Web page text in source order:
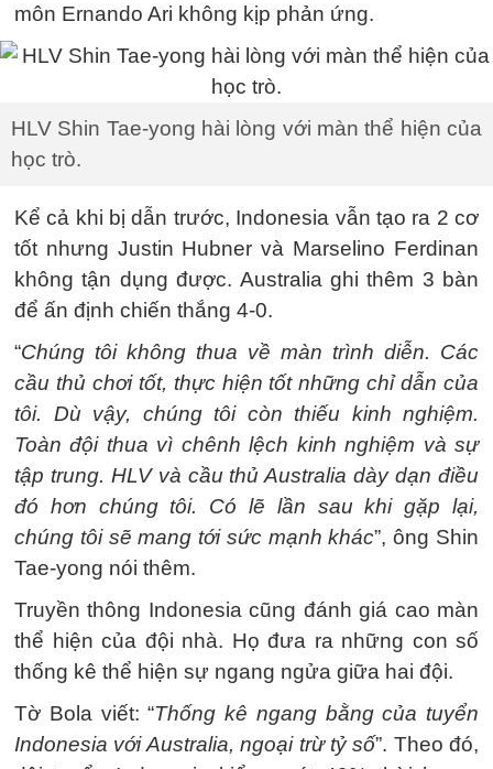
môn Ernando Ari không kịp phản ứng.
HLV Shin Tae-yong hài lòng với màn thể hiện của
học trò.
Kể cả khi bị dẫn trước, Indonesia vẫn tạo ra 2 cơ
tốt nhưng Justin Hubner và Marselino Ferdinan
không tận dụng được. Australia ghi thêm 3 bàn
để ấn định chiến thắng 4-0.
“Chúng tôi không thua về màn trình diễn. Các
cầu thủ chơi tốt, thực hiện tốt những chỉ dẫn của
tôi. Dù vậy, chúng tôi còn thiếu kinh nghiệm.
Toàn đội thua vì chênh lệch kinh nghiệm và sự
tập trung. HLV và cầu thủ Australia dày dạn điều
đó hơn chúng tôi. Có lẽ lần sau khi gặp lại,
chúng tôi sẽ mang tới sức mạnh khác”, ông Shin
Tae-yong nói thêm.
Truyền thông Indonesia cũng đánh giá cao màn
thể hiện của đội nhà. Họ đưa ra những con số
thống kê thể hiện sự ngang ngửa giữa hai đội.
Tờ Bola viết: “Thống kê ngang bằng của tuyển
Indonesia với Australia, ngoại trừ tỷ số”. Theo đó,